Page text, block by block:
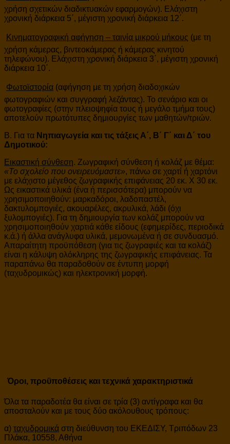
χρήση σχετικών διαδικτυακών εφαρμογών). Ελάχιστη
χρονική διάρκεια 5΄, μέγιστη χρονική διάρκεια 12΄.
Κινηματογραφική αφήγηση – ταινία μικρού μήκους (με τη
χρήση κάμερας, βιντεοκάμερας ή κάμερας κινητού
τηλεφώνου). Ελάχιστη χρονική διάρκεια 3΄, μέγιστη χρονική
διάρκεια 10΄.
Φωτοϊστορία (αφήγηση με τη χρήση διαδοχικών
φωτογραφιών και συγγραφή λεζάντας). Το σενάριο και οι
φωτογραφίες (στην πλειοψηφία τους ή μεγάλο τμήμα τους)
αποτελούν πρωτότυπες δημιουργίες των μαθητών/τριών.
Β. Για τα Νηπιαγωγεία και τις τάξεις Α΄, Β΄ Γ΄ και Δ΄ του
Δημοτικού:
Εικαστική σύνθεση. Ζωγραφική σύνθεση ή κολάζ με θέμα:
«Το σχολείο που ονειρευόμαστε», πάνω σε χαρτί ή χαρτόνι
με ελάχιστο μέγεθος ζωγραφικής επιφάνειας 20 εκ. Χ 30 εκ.
Ως εικαστικά υλικά (ένα ή περισσότερα) μπορούν να
χρησιμοποιηθούν: μαρκαδόροι, λαδοπαστέλ,
δακτυλομπογιές, ακουαρέλες, ακρυλικά, λάδι (όχι
ξυλομπογιές). Για τη δημιουργία των κολάζ μπορούν να
χρησιμοποιηθούν χαρτιά κάθε είδους (εφημερίδες, περιοδικά
κ.ά.) ή άλλα ανάγλυφα υλικά, μεμονωμένα ή σε συνδυασμό.
Απαραίτητη προϋπόθεση (για τις ζωγραφιές και τα κολάζ)
είναι η κάλυψη ολόκληρης της ζωγραφικής επιφάνειας. Τα
παραπάνω θα παραδοθούν σε έντυπη μορφή
(ταχυδρομικώς) και ηλεκτρονική μορφή.
Όροι, προϋποθέσεις και τεχνικά χαρακτηριστικά
Όλα τα παραδοτέα θα είναι σε τρία (3) αντίγραφα και θα
αποσταλούν και με τους δύο ακόλουθους τρόπους:
α) ταχυδρομικά στη διεύθυνση του ΕΚΕΔΙΣΥ, Τριπόδων 23
Πλάκα, 10558, Αθήνα